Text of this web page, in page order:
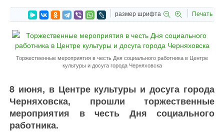
размер шрифта Печать
Торжественные мероприятия в честь Дня социального работника в Центре
культуры и досуга города Черняховска
8 июня, в Центре культуры и досуга города
Черняховска, прошли торжественные
мероприятия в честь Дня социального
работника.